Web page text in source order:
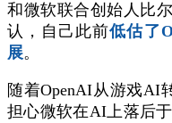
和微软联合创始人比
认，自己此前低估了
展。
随着OpenAI从游戏AI
担心微软在AI上落后